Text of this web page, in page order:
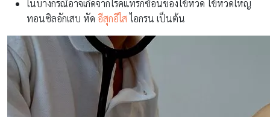
ในบางกรณีอาจเกิดจากโรคแทรกซ้อนของไข้หวัด ไข้หวัดใหญ่
ทอนซิลอักเสบ หัด อีสุกอีใสไอกรน เป็นต้น